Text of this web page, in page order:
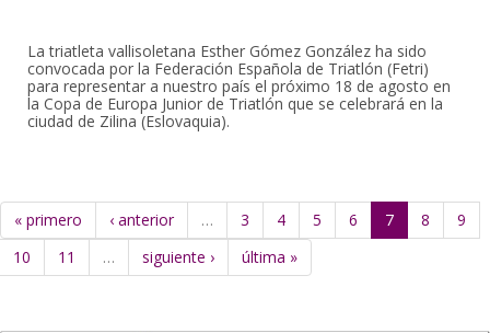
La triatleta vallisoletana Esther Gómez González ha sido
convocada por la Federación Española de Triatlón (Fetri)
para representar a nuestro país el próximo 18 de agosto en
la Copa de Europa Junior de Triatlón que se celebrará en la
ciudad de Zilina (Eslovaquia).
« primero ‹ anterior … 3 4 5 6 7 8
9
10
11 … siguiente › última »